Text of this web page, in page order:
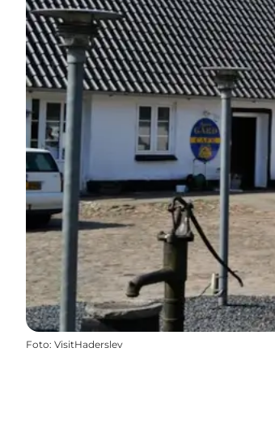
Foto: VisitHaderslev